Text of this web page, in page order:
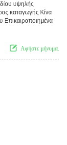
υψηλής
καταγωγής Κίνα
Επικαιροποιημένα
Αφήστε μήνυμα.